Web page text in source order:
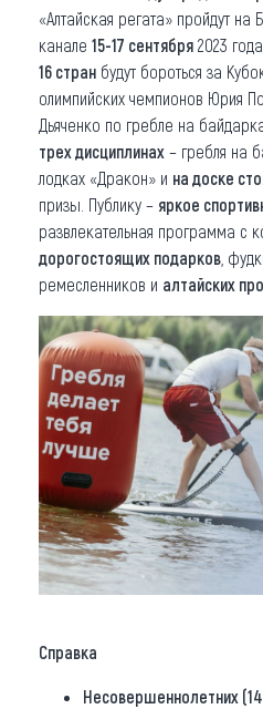
«Алтайская регата» пройдут
канале 15-17 сентября 2023
16 стран будут бороться за
олимпийских чемпионов Юрия
Дьяченко по гребле на
трех дисциплинах – гребля на
лодках «Дракон» и на доске
призы. Публику – яркое
развлекательная программа с
дорогостоящих подарков ,
ремесленников и алтайских
Справка
Несовершеннолетних